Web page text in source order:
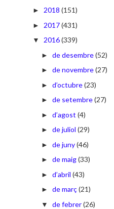
► 2018 (151)
► 2017(431)
▼ 2016(339)
► de desembre(52)
► de novembre(27)
► d’octubre(23)
► de setembre(27)
► d’agost (4)
► de juliol (29)
► de juny(46)
► de maig(33)
► d’abril (43)
► de març(21)
▼ de febrer(26)